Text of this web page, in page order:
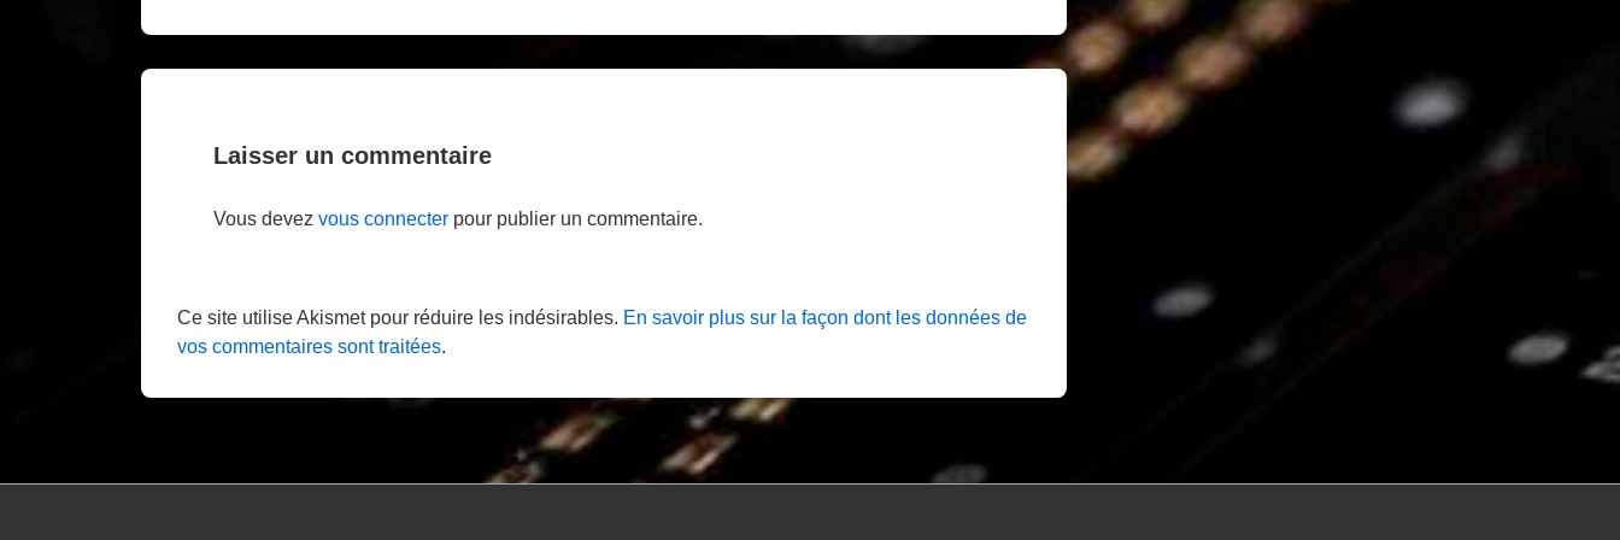
de
l’article
is
is
Laisser un commentaire
Vous devez vous connecter pour publier un commentaire.
Ce site utilise Akismet pour réduire les indésirables. En savoir plus sur la façon dont les données de
vos commentaires sont traitées.